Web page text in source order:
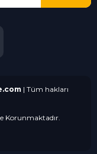
| Tüm hakları
Korunmaktadır.